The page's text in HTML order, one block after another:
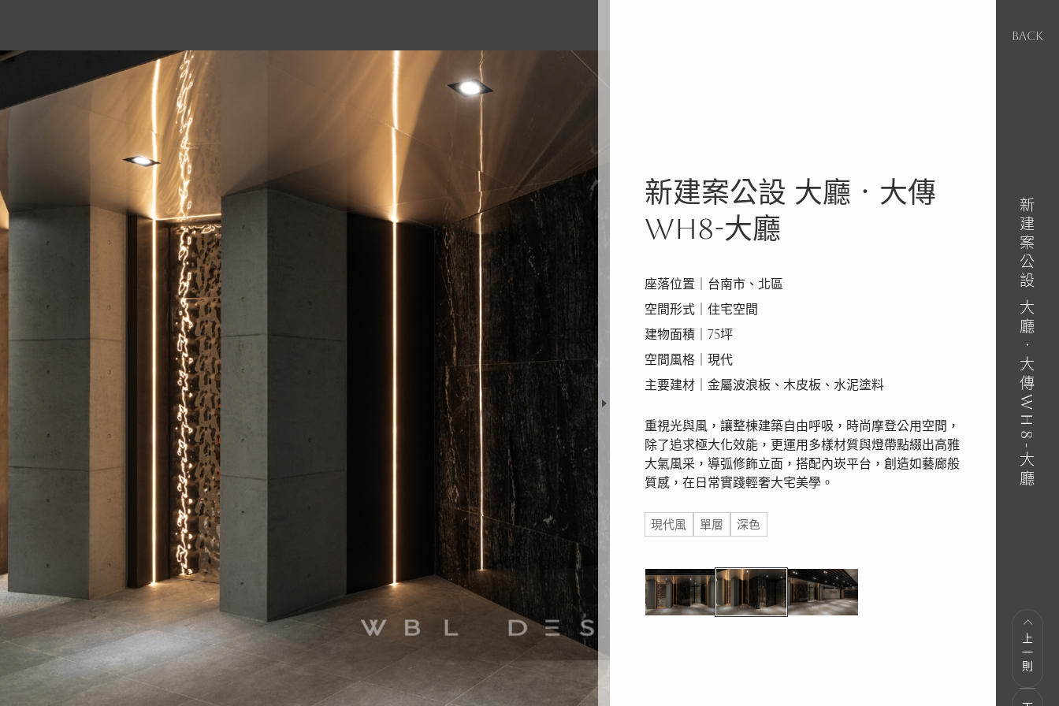
新建案公設 大廳‧大傳WH8-大廳
BACK
上一則
新建案公設 大廳‧大傳
WH8-大廳
座落位置｜台南市、北區
空間形式｜住宅空間
建物面積｜75坪
空間風格｜現代
主要建材｜金屬波浪板、木皮板、水泥塗料
重視光與風，讓整棟建築自由呼吸，時尚摩登公用空間，
除了追求極大化效能，更運用多樣材質與燈帶點綴出高雅
大氣風采，導弧修飾立面，搭配內崁平台，創造如藝廊般
質感，在日常實踐輕奢大宅美學。
標籤
現代風 單層 深色